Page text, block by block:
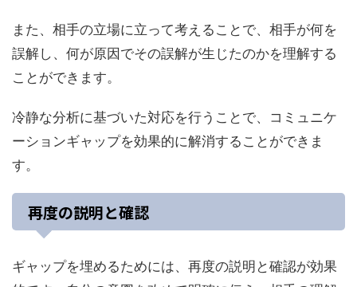
また、相手の立場に立って考えることで、相手が何を
誤解し、何が原因でその誤解が生じたのかを理解する
ことができます。
冷静な分析に基づいた対応を行うことで、コミュニケ
ーションギャップを効果的に解消することができま
す。
再度の説明と確認
ギャップを埋めるためには、再度の説明と確認が効果